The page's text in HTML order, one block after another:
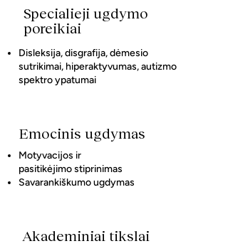
Specialieji ugdymo
poreikiai
Disleksija, disgrafija, dėmesio
sutrikimai, hiperaktyvumas, autizmo
spektro ypatumai
Emocinis ugdymas
Motyvacijos ir
pasitikėjimo stiprinimas
Savarankiškumo ugdymas
Akademiniai tikslai